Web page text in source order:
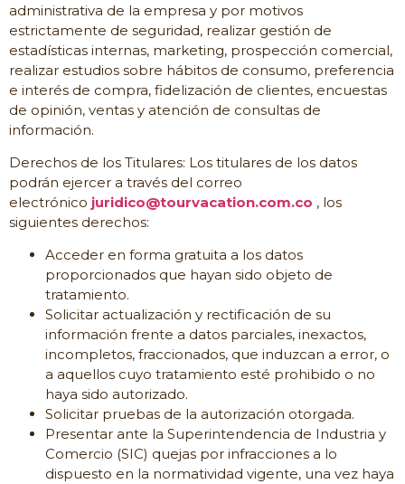
administrativa de la empresa y por motivos
estrictamente de seguridad, realizar gestión de
estadísticas internas, marketing, prospección comercial,
realizar estudios sobre hábitos de consumo, preferencia
e interés de compra, fidelización de clientes, encuestas
de opinión, ventas y atención de consultas de
información.
Derechos de los Titulares: Los titulares de los datos
podrán ejercer a través del correo
electrónico juridico@tourvacation.com.co , los
siguientes derechos:
Acceder en forma gratuita a los datos
proporcionados que hayan sido objeto de
tratamiento.
Solicitar actualización y rectificación de su
información frente a datos parciales, inexactos,
incompletos, fraccionados, que induzcan a error, o
a aquellos cuyo tratamiento esté prohibido o no
haya sido autorizado.
Solicitar pruebas de la autorización otorgada.
Presentar ante la Superintendencia de Industria y
Comercio (SIC) quejas por infracciones a lo
dispuesto en la normatividad vigente, una vez haya